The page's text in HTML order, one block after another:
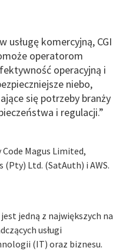
usługę komercyjną, CGI
operatorom
operacyjną i
niebo,
się potrzeby branży
i regulacji.”
Magus Limited,
Ltd. (SatAuth) i AWS.
jest jedną z największych na
usługi
(IT) oraz biznesu.